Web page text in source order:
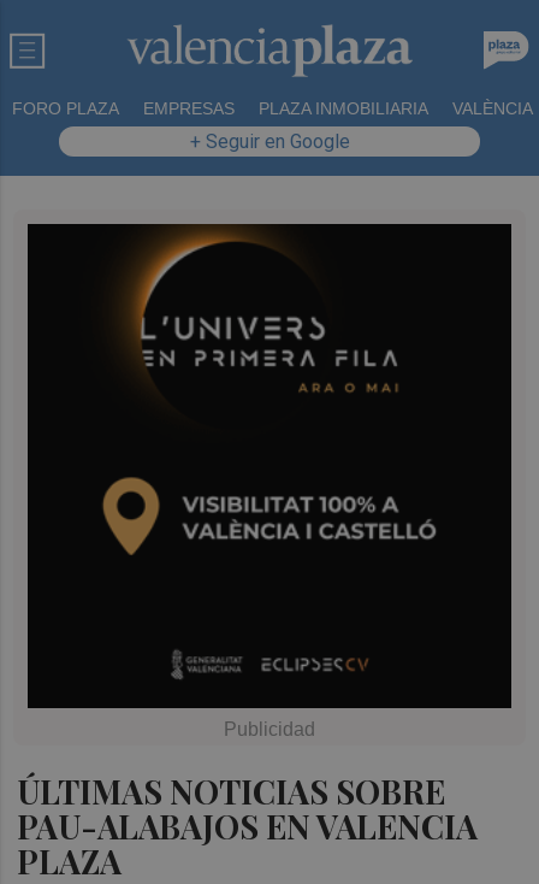
FORO PLAZA EMPRESAS PLAZA INMOBILIARIA VALÈNCIA
+ Seguir en Google
ÚLTIMAS NOTICIAS SOBRE
PAU-ALABAJOS EN VALENCIA
PLAZA